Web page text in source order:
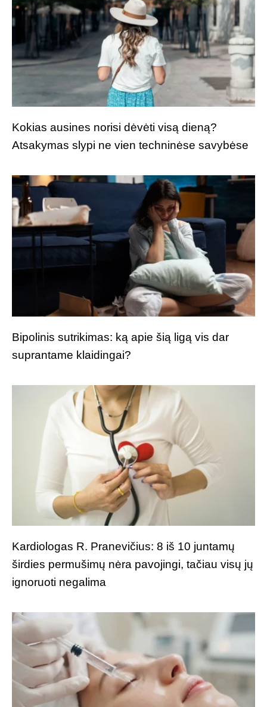
Kokias ausines norisi dėvėti visą dieną?
Atsakymas slypi ne vien techninėse savybėse
Bipolinis sutrikimas: ką apie šią ligą vis dar
suprantame klaidingai?
Kardiologas R. Pranevičius: 8 iš 10 juntamų
širdies permušimų nėra pavojingi, tačiau visų jų
ignoruoti negalima